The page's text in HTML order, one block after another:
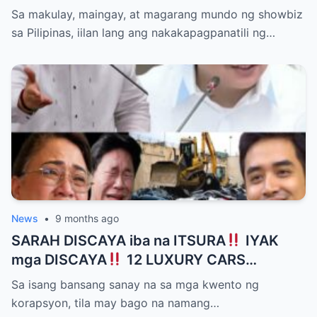
manood, ngunit kailangan kong malaman
ang katotohanan.” Ang balita ay mabilis
pasyente at bisita ang kumuha ng video ng
mga kakaibang pangyayari. Sa video,
makikita ang mga ilaw na nag-iilaw nang
hindi regular, ang ilang pasyente na tila
nahihirapan at nakahandusay sa corridors,
at ang mga medical staff na abala sa hindi
pangkaraniwang sitwasyon. Ang viral
video ay nagdulot ng matinding reaksyon
mula sa publiko, maraming nagtatanong
kung may naganap na medikal na hiwaga o
isang hindi inaasahang aksidente. Habang
lumalalim ang imbestigasyon, lumitaw ang
mga ulat na mayroong hindi
Anak Bago Umalis
Sa makulay, maingay, at magarang mundo ng showbiz
sa Pilipinas, iilan lang ang nakakapagpanatili ng…
News • 9 months ago
SARAH DISCAYA iba na ITSURA
IYAK
mga DISCAYA
12 LUXURY CARS
GIGILINGIN gamit BULLDOZER
Sa isang bansang sanay na sa mga kwento ng
korapsyon, tila may bago na namang…